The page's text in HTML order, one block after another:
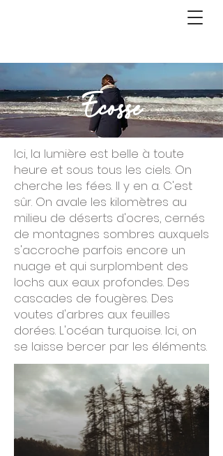
Ecosse
Ici, la lumière est belle à toute
heure et sous tous les ciels. On
cherche les fées. Il y en a. C'est
sûr. On avale les kilomètres au
milieu de déserts d'ocres, cernés
de montagnes sombres auxquels
s'accroche parfois encore un
nuage et qui surplombent des
lochs aux eaux profondes. Des
cascades de fougères. Des
voutes d'arbres aux feuilles
dorées. L'océan turquoise. Ici, on
se laisse bercer par les éléments.